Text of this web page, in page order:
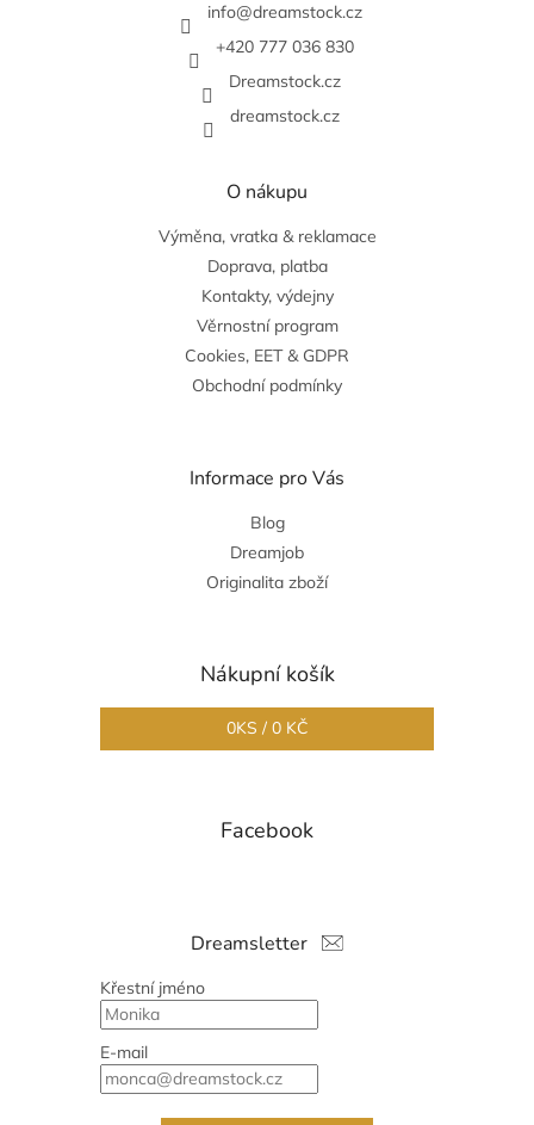
info@dreamstock.cz
+420 777 036 830
Dreamstock.cz
dreamstock.cz
O nákupu
Výměna, vratka & reklamace
Doprava, platba
Kontakty, výdejny
Věrnostní program
Cookies, EET & GDPR
Obchodní podmínky
Informace pro Vás
Blog
Dreamjob
Originalita zboží
Nákupní košík
0KS / 0 KČ
Facebook
Dreamsletter
Křestní jméno
E-mail